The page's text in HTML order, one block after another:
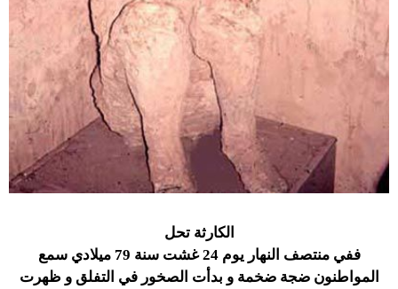
الكارثة تحل
ففي منتصف النهار يوم 24 غشت سنة 79 ميلادي سمع
المواطنون ضجة ضخمة و بدأت الصخور في التفلق و ظهرت